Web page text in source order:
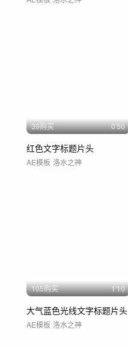
39购买 0'50
红色文字标题片头
AE模板 洛水之神
105购买 1'10
大气蓝色光线文字标题片头
AE模板 洛水之神